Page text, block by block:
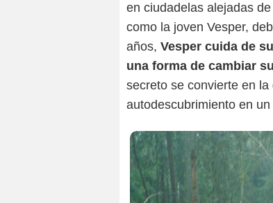
en ciudadelas alejadas
como la joven Vesper,
años, Vesper cuida de
una forma de cambiar
secreto se convierte en
autodescubrimiento en